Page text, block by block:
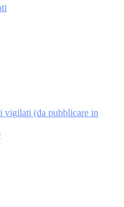
vigilati (da pubblicare in